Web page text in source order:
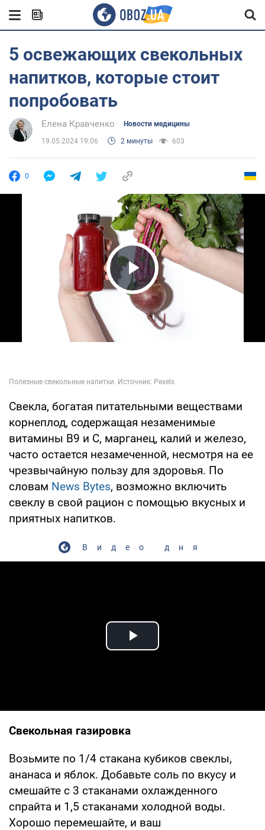
5 освежающих свекольных
напитков, которые стоит
попробовать
Елена Кравченко Новости медицины
19.05.2024 19:06 2 минуты 603
0
Play Video
Свекла, богатая питательными веществами
корнеплод, содержащая незаменимые
витамины B9 и C, марганец, калий и железо,
часто остается незамеченной, несмотря на ее
чрезвычайную пользу для здоровья. По
словам News Bytes, возможно включить
свеклу в свой рацион с помощью вкусных и
приятных напитков.
Видео дня
Play Video
Свекольная газировка
Возьмите по 1/4 стакана кубиков свеклы,
ананаса и яблок. Добавьте соль по вкусу и
смешайте с 3 стаканами охлажденного
спрайта и 1,5 стаканами холодной воды.
Хорошо перемешайте, и ваш